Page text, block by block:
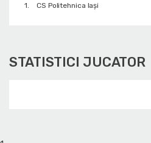
1. CS Politehnica Iași
STATISTICI JUCATOR